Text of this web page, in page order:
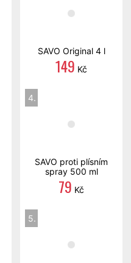
SAVO Original 4 l
149 Kč
4.
SAVO proti plísním
spray 500 ml
79 Kč
5.